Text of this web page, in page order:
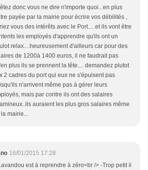
donc vous ne dire n'importe quoi...en plus
payée par la mairie pour écrire vos débilités ,
vous des intérêts avec le Port.....et ils vont être
les employés d'apprendre qu'ils ont un
relax....heureusement d'ailleurs car pour des
de 1200à 1400 euros, il ne faudrait pas
plus ils se prennent la tête.... demandez plutot
2 cadres du port qui eux ne s'épuisent pas
n'arrivent même pas à gérer leurs
mais par contre ils ont des salaires
auraient les plus gros salaires même
mairie...
16/01/2015 17:28
est à reprendre à zéro<br /> -Trop petit il